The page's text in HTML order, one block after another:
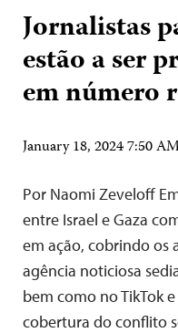
Jornalistas
estão a ser
em número
January 18, 2024 7:50
Por Naomi Zeveloff
entre Israel e Gaza
em ação, cobrindo os
agência noticiosa
bem como no TikTok
cobertura do conflito